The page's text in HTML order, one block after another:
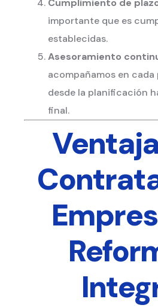
Cumplimiento de
importante que es
establecidas.
Asesoramiento
acompañamos en
desde la planificación
final.